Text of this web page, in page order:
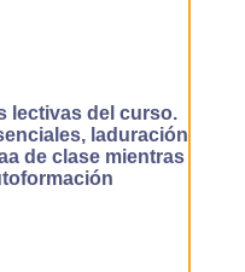
lectivas del curso.
laduración
de clase mientras